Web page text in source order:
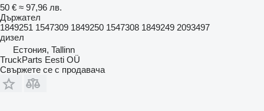
50 € ≈ 97,96 лв.
Държател
1849251 1547309 1849250 1547308 1849249 2093497
дизел
Естония, Tallinn
TruckParts Eesti OÜ
Свържете се с продавача